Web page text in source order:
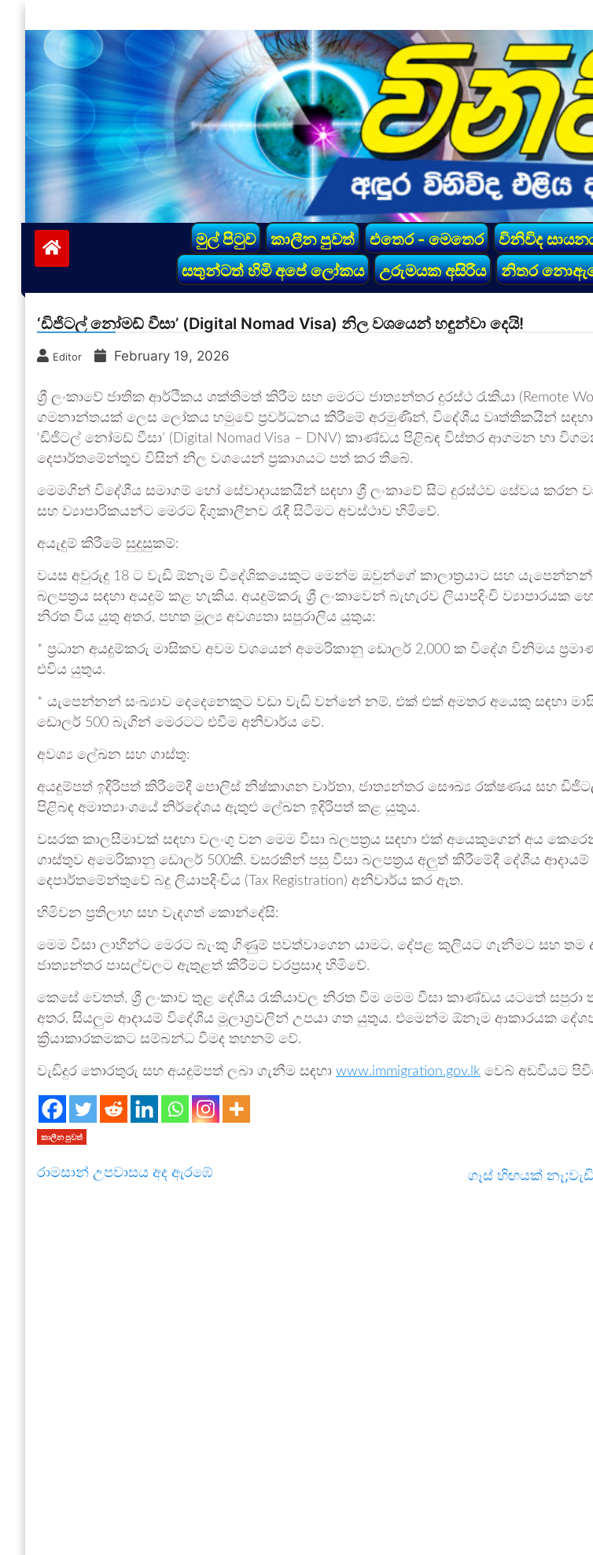
to
content
vinivida.lk
මුල් පිටුව කාලීන පුවත් එතෙර - මෙතෙර විනිවිද
සතුන්ටත් හිමි අපේ ලෝකය
උරුමයක අසිරිය නිතර
‘ඩිජිටල් නෝමඩ් වීසා’ (Digital Nomad Visa) නිල වශයෙන් හඳුන්වා දෙයි!
Editor February 19, 2026
ශ්‍රී ලංකාවේ ජාතික ආර්ථිකය ශක්තිමත් කිරීම සහ මෙරට ජාත්‍යන්තර දුරස්ථ රැකියා (Remote
ගමනාන්තයක් ලෙස ලෝකය හමුවේ ප්‍රවර්ධනය කිරීමේ අරමුණින්, විදේශීය වෘත්තිකයින්
‘ඩිජිටල් නෝමඩ් වීසා’ (Digital Nomad Visa – DNV) කාණ්ඩය පිළිබඳ විස්තර ආගමන හා
දෙපාර්තමේන්තුව විසින් නිල වශයෙන් ප්‍රකාශයට පත් කර තිබේ.
මෙමගින් විදේශීය සමාගම් හෝ සේවාදායකයින් සඳහා ශ්‍රී ලංකාවේ සිට දුරස්ථව සේවය කරන
සහ ව්‍යාපාරිකයන්ට මෙරට දිගුකාලීනව රැඳී සිටීමට අවස්ථාව හිමිවේ.
අයැදුම් කිරීමේ සුදුසුකම්:
වයස අවුරුදු 18 ට වැඩි ඕනෑම විදේශිකයෙකුට මෙන්ම ඔවුන්ගේ කාලාත්‍රයාට සහ
බලපත්‍රය සඳහා අයදුම් කළ හැකිය. අයදුම්කරු ශ්‍රී ලංකාවෙන් බැහැරව ලියාපදිංචි ව්‍යාපාරයක
නිරත විය යුතු අතර, පහත මූල්‍ය අවශ්‍යතා සපුරාලිය යුතුය:
* ප්‍රධාන අයදුම්කරු මාසිකව අවම වශයෙන් අමෙරිකානු ඩොලර් 2,000 ක විදේශ විනිමය
එවිය යුතුය.
* යැපෙන්නන් සංඛ්‍යාව දෙදෙනෙකුට වඩා වැඩි වන්නේ නම්, එක් එක් අමතර අයෙකු සඳහා
ඩොලර් 500 බැගින් මෙරටට එවීම අනිවාර්ය වේ.
අවශ්‍ය ලේඛන සහ ගාස්තු:
අයදුම්පත් ඉදිරිපත් කිරීමේදී පොලිස් නිෂ්කාශන වාර්තා, ජාත්‍යන්තර සෞඛ්‍ය රක්ෂණය සහ
පිළිබඳ අමාත්‍යාංශයේ නිර්දේශය ඇතුළු ලේඛන ඉදිරිපත් කළ යුතුය.
වසරක කාලසීමාවක් සඳහා වලංගු වන මෙම වීසා බලපත්‍රය සඳහා එක් අයෙකුගෙන් අය
ගාස්තුව අමෙරිකානු ඩොලර් 500කි. වසරකින් පසු වීසා බලපත්‍රය අලුත් කිරීමේදී දේශීය ආදායම්
දෙපාර්තමේන්තුවේ බදු ලියාපදිංචිය (Tax Registration) අනිවාර්ය කර ඇත.
හිමිවන ප්‍රතිලාභ සහ වැදගත් කොන්දේසි:
මෙම වීසා ලාභීන්ට මෙරට බැංකු ගිණුම් පවත්වාගෙන යාමට, දේපළ කුලියට ගැනීමට සහ තම
ජාත්‍යන්තර පාසල්වලට ඇතුළත් කිරීමට වරප්‍රසාද හිමිවේ.
කෙසේ වෙතත්, ශ්‍රී ලංකාව තුළ දේශීය රැකියාවල නිරත වීම මෙම වීසා කාණ්ඩය යටතේ
අතර, සියලුම ආදායම් විදේශීය මූලාශ්‍රවලින් උපයා ගත යුතුය. එමෙන්ම ඕනෑම ආකාරයක
ක්‍රියාකාරකමකට සම්බන්ධ වීමද තහනම් වේ.
වැඩිදුර තොරතුරු සහ අයදුම්පත් ලබා ගැනීම සඳහා www.immigration.gov.lk වෙබ් අඩවියට
කාලීන පුවත්
රාමසාන් උපවාසය අද ඇරඹේ ගෑස් හිඟයක්